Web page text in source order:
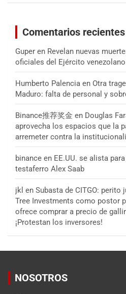
Comentarios recientes
Guper en Revelan nuevas
oficiales del Ejército venezolano
Humberto Palencia en Otra
Maduro: falta de personal y
Binance推荐奖金 en Douglas
aprovecha los espacios que la
arremeter contra la
binance en EE.UU. se alista
testaferro Alex Saab
jkl en Subasta de CITGO: perito
Tree Investments como postor
ofrece comprar a precio de
¡Protestan los inversores!
NOSOTROS